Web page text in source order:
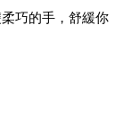
巧的手，舒緩你